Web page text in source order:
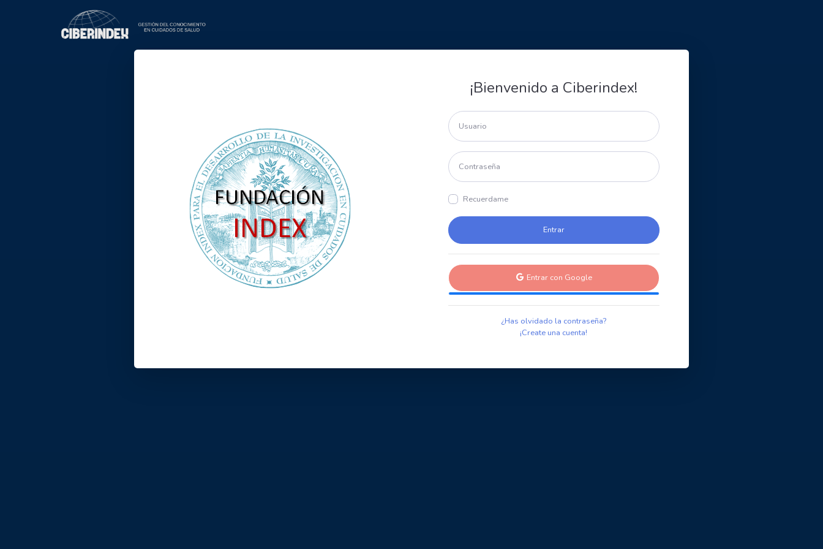
¡Bienvenido a Ciberindex!
Recuerdame
Entrar con Google
¿Has olvidado la contraseña?
¡Create una cuenta!